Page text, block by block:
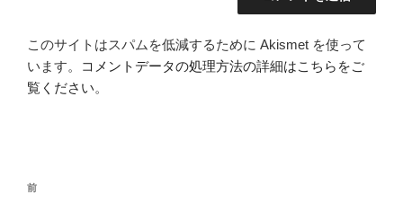
このサイトはスパムを低減するために Akismet を使って
います。
コメントデータの処理方法の詳細はこちらをご
覧ください。
投
前
前